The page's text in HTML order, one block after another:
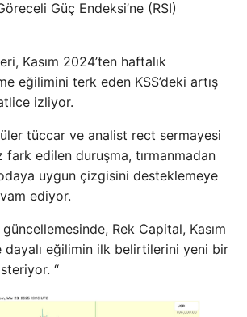
Güç Endeksi’ne (RSI)
Kasım 2024’ten haftalık
eğilimini terk eden KSS’deki artış
izliyor.
tüccar ve analist rect sermayesi
fark edilen duruşma, tırmanmadan
uygun çizgisini desteklemeye
ediyor.
Rek Capital, Kasım
dayalı eğilimin ilk belirtilerini yeni bir
“